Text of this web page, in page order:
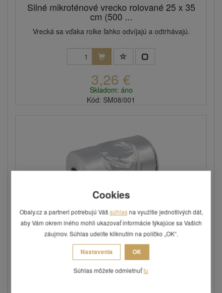
Silné mikroténové vrecko rolované 25 x 35
cm (500 ...
Vrecká sa vďaka rolke ľahko odvíjajú a odtrhávajú.
3,26 €
Skladom: áno
Kód: SM08/001
Silné mikroténové vrecko rolované 25 x 40
cm (500 ...
Vrecká sa vďaka rolke ľahko odvíjajú a odtrhávajú.
Cookies
Obaly.cz a partneri potrebujú Vášsúhlas na využitie jednotlivých dát,
aby Vám okrem iného mohli ukazovať informácie týkajúce sa Vašich
záujmov. Súhlas udelíte kliknutím na políčko „OK“.
Nastavenia OK
Súhlas môžete odmietnuťtu